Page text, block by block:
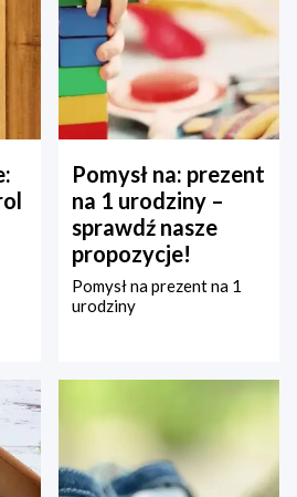
Pomysł na: prezent
na 1 urodziny –
sprawdź nasze
propozycje!
Pomysł na prezent na 1
urodziny